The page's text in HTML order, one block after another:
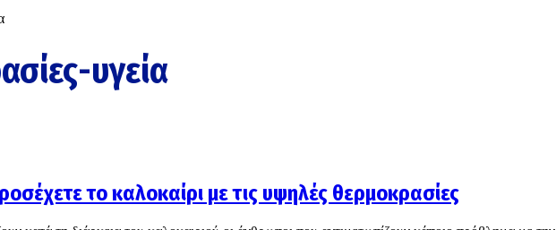
υγεία
το καλοκαίρι με τις υψηλές θερμοκρασίες